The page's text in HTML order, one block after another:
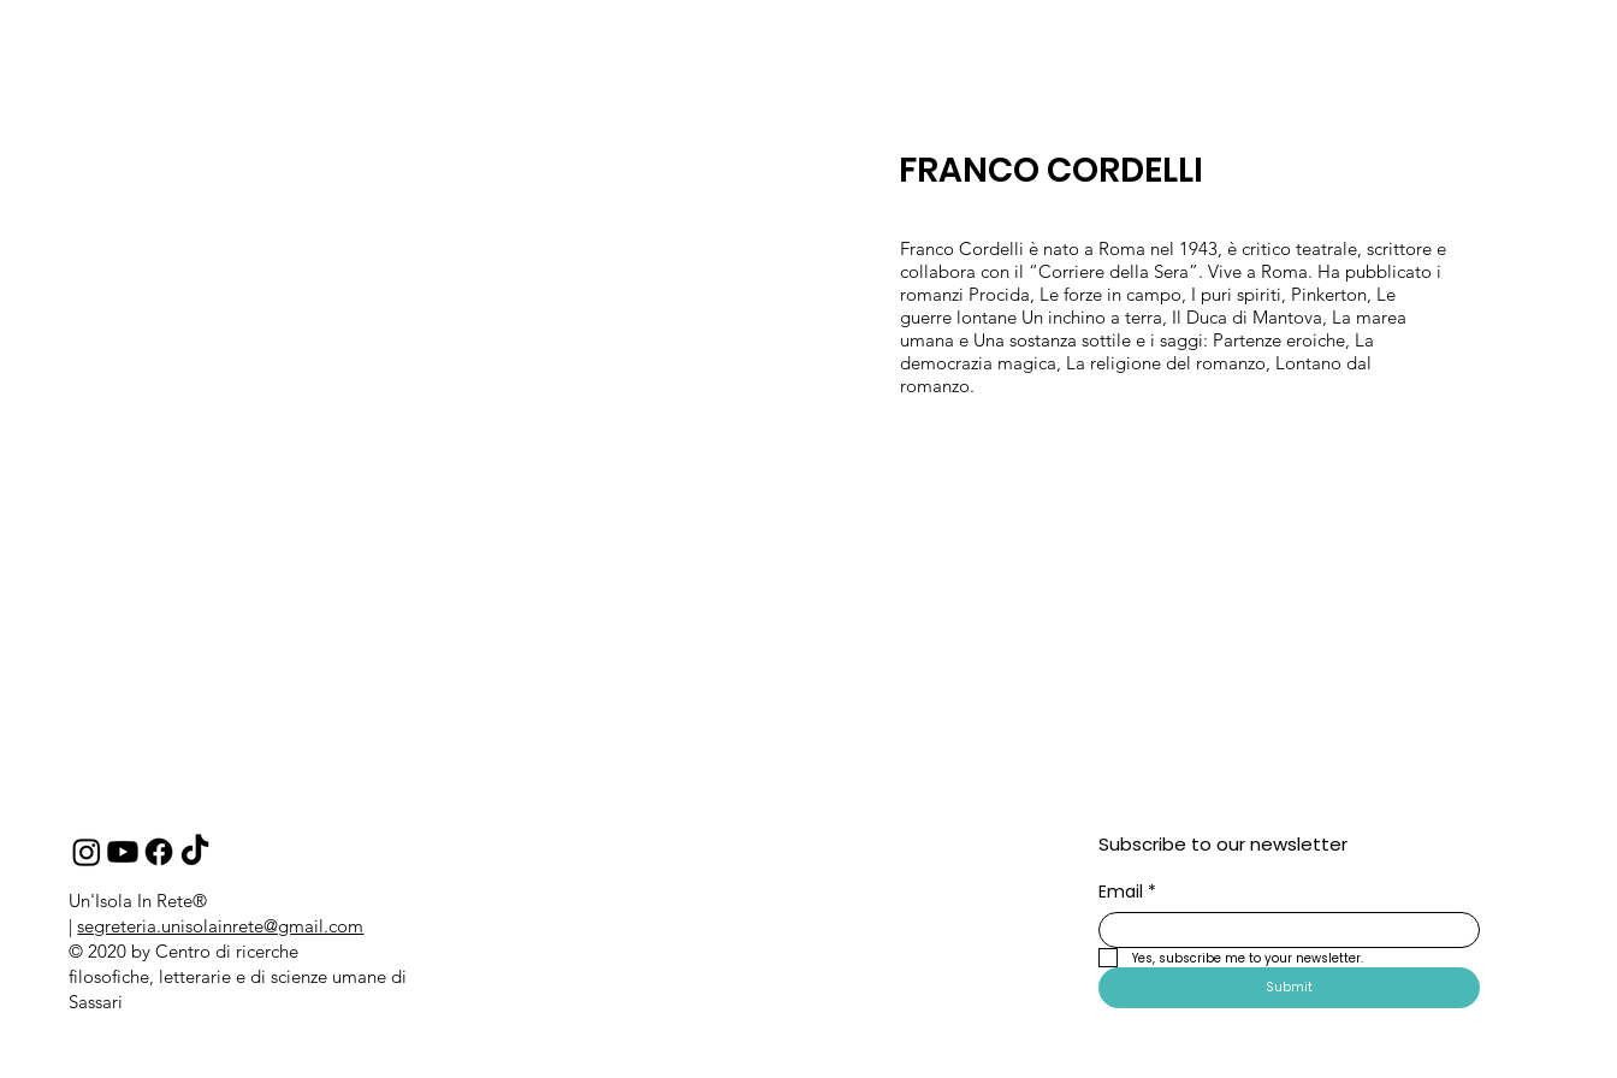
FRANCO CORDELLI
Franco Cordelli è nato a Roma nel 1943, è critico teatrale, scrittore e
collabora con il “Corriere della Sera”. Vive a Roma. Ha pubblicato i
romanzi Procida, Le forze in campo, I puri spiriti, Pinkerton, Le
guerre lontane Un inchino a terra, Il Duca di Mantova, La marea
umana e Una sostanza sottile e i saggi: Partenze eroiche, La
democrazia magica, La religione del romanzo, Lontano dal
romanzo.
Un'Isola In Rete®
|segreteria.unisolainrete@gmail.com
© 2020 by Centro di ricerche
filosofiche, letterarie e di scienze umane di
Sassari
Subscribe to our newsletter
Email *
Yes, subscribe me to your newsletter.
Submit